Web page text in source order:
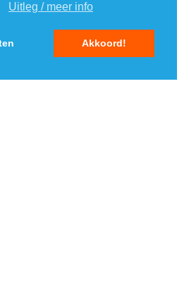
Uitleg / meer info
Akkoord!